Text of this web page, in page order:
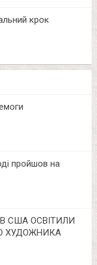
крок
пройшов на
США ОСВІТИЛИ
ХУДОЖНИКА